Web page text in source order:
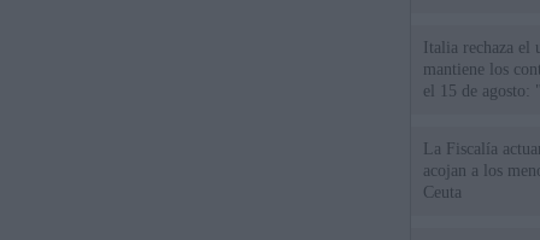
Italia rechaza
mantiene los
el 15 de agosto:
La Fiscalía
acojan a los
Ceuta